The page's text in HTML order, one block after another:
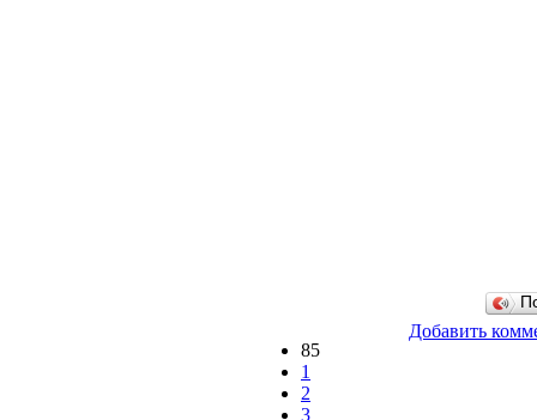
85
1
2
3
Добавить